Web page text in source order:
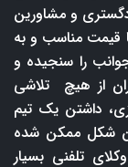
و مشاورین
قیمت مناسب و به
را سنجیده و
از هیچ تلاشی
داشتن یک تیم
شکل ممکن شده
تلفنی بسیار